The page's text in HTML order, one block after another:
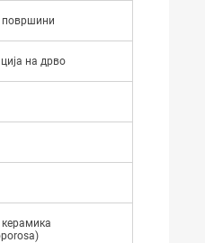
површини
на дрво